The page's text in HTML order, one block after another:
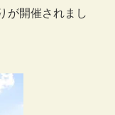
が開催されまし